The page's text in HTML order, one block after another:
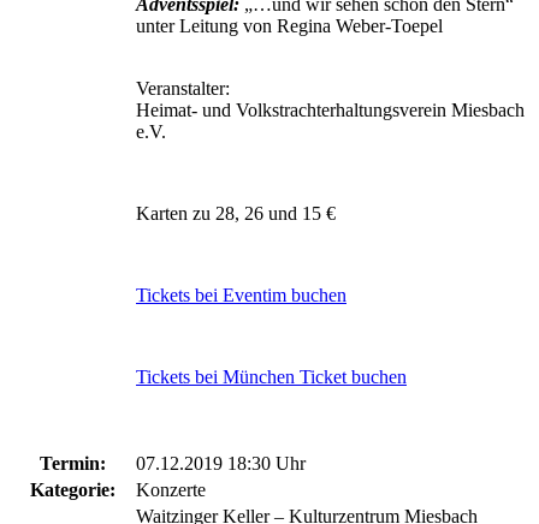
unter Leitung von Regina Weber-Toepel
Veranstalter:
Heimat- und Volkstrachterhaltungsverein Miesbach
e.V.
Karten zu 28, 26 und 15 €
Tickets bei Eventim buchen
Tickets bei München Ticket buchen
Termin:
07.12.2019 18:30 Uhr
Kategorie:
Konzerte
Waitzinger Keller – Kulturzentrum Miesbach